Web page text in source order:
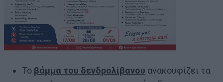
Το βάμμα του δενδρολίβανου ανακουφίζει τα